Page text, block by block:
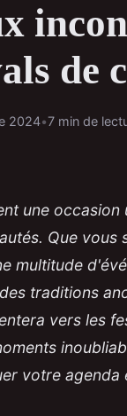
de
2024•7 min de
une occasion
Que vous
multitude
traditions
vers les
votre